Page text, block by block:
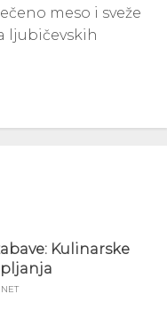
meso i sveže
ljubičevskih
Kulinarske